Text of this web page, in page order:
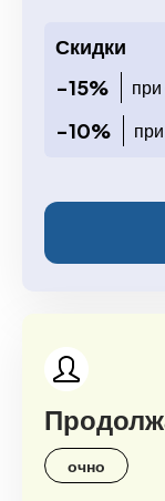
Скидки
-15%
-10%
очно